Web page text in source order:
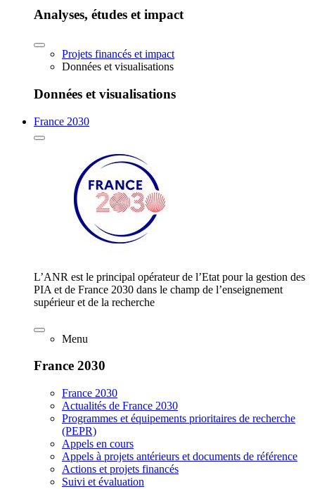
Analyses, études et impact
Projets financés et impact
Données et visualisations
Données et visualisations
France 2030
L’ANR est le principal opérateur de l’Etat pour la gestion des
PIA et de France 2030 dans le champ de l’enseignement
supérieur et de la recherche
Menu
France 2030
France 2030
Actualités de France 2030
Programmes et équipements prioritaires de recherche
(PEPR)
Appels en cours
Appels à projets antérieurs et documents de référence
Actions et projets financés
Suivi et évaluation